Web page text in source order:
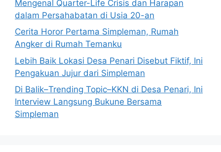
Mengenal Quarter-Life Crisis dan Harapan
dalam Persahabatan di Usia 20-an
Cerita Horor Pertama Simpleman, Rumah
Angker di Rumah Temanku
Lebih Baik Lokasi Desa Penari Disebut Fiktif, Ini
Pengakuan Jujur dari Simpleman
Di Balik–Trending Topic–KKN di Desa Penari, Ini
Interview Langsung Bukune Bersama
Simpleman